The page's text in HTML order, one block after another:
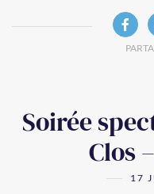
Soirée
Clos
17